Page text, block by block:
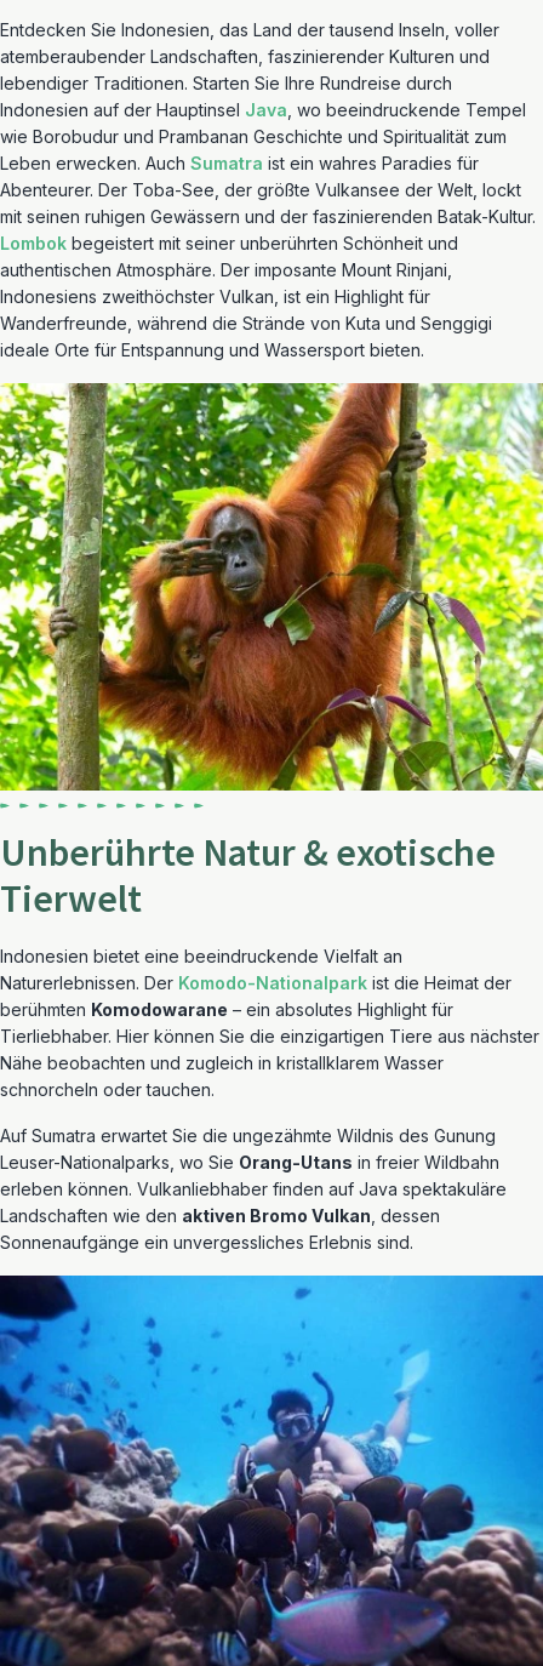
Entdecken Sie Indonesien, das Land der tausend Inseln, voller
atemberaubender Landschaften, faszinierender Kulturen und
lebendiger Traditionen. Starten Sie Ihre Rundreise durch
Indonesien auf der Hauptinsel Java , wo beeindruckende Tempel
wie Borobudur und Prambanan Geschichte und Spiritualität zum
Leben erwecken. Auch Sumatra ist ein wahres Paradies für
Abenteurer. Der Toba-See, der größte Vulkansee der Welt, lockt
mit seinen ruhigen Gewässern und der faszinierenden Batak-Kultur.
Lombok begeistert mit seiner unberührten Schönheit und
authentischen Atmosphäre. Der imposante Mount Rinjani,
Indonesiens zweithöchster Vulkan, ist ein Highlight für
Wanderfreunde, während die Strände von Kuta und Senggigi
ideale Orte für Entspannung und Wassersport bieten.
Unberührte Natur & exotische
Tierwelt
Indonesien bietet eine beeindruckende Vielfalt an
Naturerlebnissen. Der Komodo-Nationalpark ist die Heimat der
berühmten Komodowarane – ein absolutes Highlight für
Tierliebhaber. Hier können Sie die einzigartigen Tiere aus nächster
Nähe beobachten und zugleich in kristallklarem Wasser
schnorcheln oder tauchen.
Auf Sumatra erwartet Sie die ungezähmte Wildnis des Gunung
Leuser-Nationalparks, wo Sie Orang-Utans in freier Wildbahn
erleben können. Vulkanliebhaber finden auf Java spektakuläre
Landschaften wie den aktiven Bromo Vulkan , dessen
Sonnenaufgänge ein unvergessliches Erlebnis sind.